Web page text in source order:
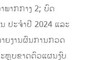
າກກາງ 2; ບົດ
ປະຈຳປີ 2024 ແລະ
ຍງານຜົນການກວດ
ຫຼຸບຂາດຕົວແຜນງົບ